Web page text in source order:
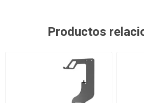
Productos